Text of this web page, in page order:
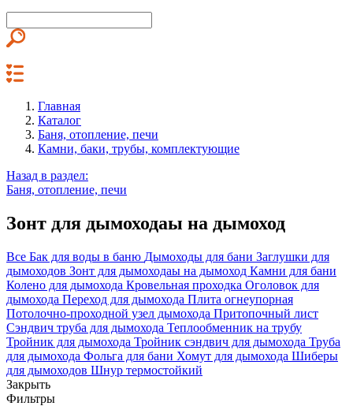
Главная
Каталог
Баня, отопление, печи
Камни, баки, трубы, комплектующие
Назад в раздел:
Баня, отопление, печи
Зонт для дымоходаы на дымоход
Все Бак для воды в баню Дымоходы для бани Заглушки для
дымоходов Зонт для дымоходаы на дымоход Камни для бани
Колено для дымохода Кровельная проходка Оголовок для
дымохода Переход для дымохода Плита огнеупорная
Потолочно-проходной узел дымохода Притопочный лист
Сэндвич труба для дымохода Теплообменник на трубу
Тройник для дымохода Тройник сэндвич для дымохода Труба
для дымохода Фольга для бани Хомут для дымохода Шиберы
для дымоходов Шнур термостойкий
Закрыть
Фильтры